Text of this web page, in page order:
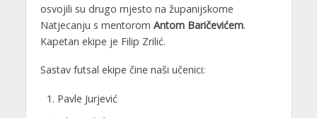
osvojili su drugo mjesto na županijskome
Natjecanju s mentorom Antom Baričevićem.
Kapetan ekipe je Filip Zrilić.
Sastav futsal ekipe čine naši učenici:
Pavle Jurjević